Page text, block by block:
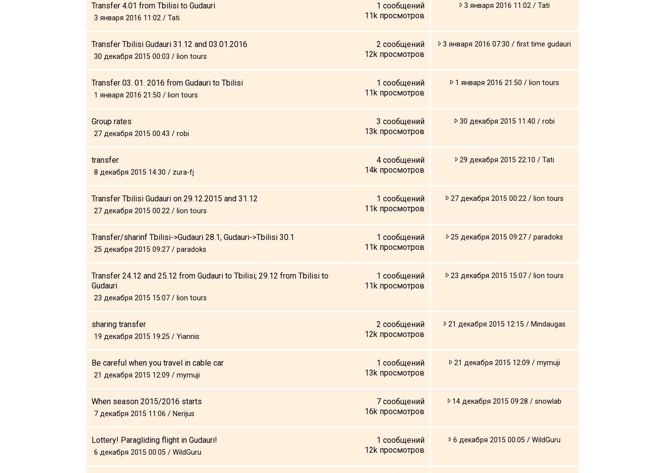
Transfer 4.01 from Tbilisi to Gudauri
3 января 2016 11:02 / Tati
1 сообщений
11k просмотров
3 января 2016 11:02 / Tati
Transfer Tbilisi Gudauri 31.12 and 03.01.2016
30 декабря 2015 00:03 / lion tours
2 сообщений
12k просмотров
3 января 2016 07:30 / first time gudauri
Transfer 03. 01. 2016 from Gudauri to Tbilisi
1 января 2016 21:50 / lion tours
1 сообщений
11k просмотров
1 января 2016 21:50 / lion tours
Group rates
27 декабря 2015 00:43 / robi
3 сообщений
13k просмотров
30 декабря 2015 11:40 / robi
transfer
8 декабря 2015 14:30 / zura-fj
4 сообщений
14k просмотров
29 декабря 2015 22:10 / Tati
Transfer Tbilisi Gudauri on 29.12.2015 and 31.12
27 декабря 2015 00:22 / lion tours
1 сообщений
11k просмотров
27 декабря 2015 00:22 / lion tours
Transfer/sharinf Tbilisi->Gudauri 28.1, Gudauri->Tbilisi 30.1
25 декабря 2015 09:27 / paradoks
1 сообщений
11k просмотров
25 декабря 2015 09:27 / paradoks
Transfer 24.12 and 25.12 from Gudauri to Tbilisi; 29.12 from Tbilisi to
Gudauri
23 декабря 2015 15:07 / lion tours
1 сообщений
11k просмотров
23 декабря 2015 15:07 / lion tours
sharing transfer
19 декабря 2015 19:25 / Yiannis
2 сообщений
12k просмотров
21 декабря 2015 12:15 / Mindaugas
Be careful when you travel in cable car
21 декабря 2015 12:09 / mymuji
1 сообщений
13k просмотров
21 декабря 2015 12:09 / mymuji
When season 2015/2016 starts
7 декабря 2015 11:06 / Nerijus
7 сообщений
16k просмотров
14 декабря 2015 09:28 / snowlab
Lottery! Paragliding flight in Gudauri!
6 декабря 2015 00:05 / WildGuru
1 сообщений
12k просмотров
6 декабря 2015 00:05 / WildGuru